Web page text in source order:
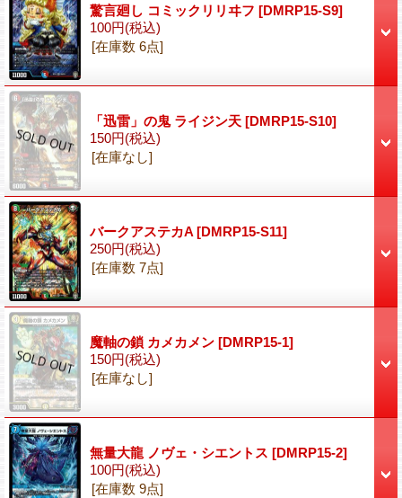
驚言廻し コミックリリヰフ [DMRP15-S9]
100円(税込)
[在庫数 6点]
「迅雷」の鬼 ライジン天 [DMRP15-S10]
150円(税込)
[在庫なし]
バークアステカA [DMRP15-S11]
250円(税込)
[在庫数 7点]
魔軸の鎖 カメカメン [DMRP15-1]
150円(税込)
[在庫なし]
無量大龍 ノヴェ・シエントス [DMRP15-2]
100円(税込)
[在庫数 9点]